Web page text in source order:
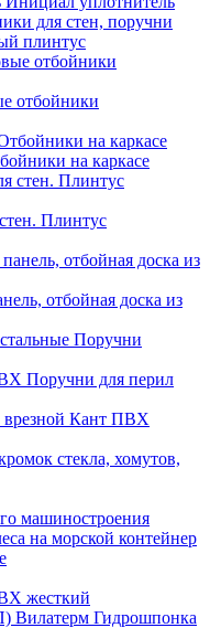
для стен, поручни
плинтус
отбойники
на каркасе
Плинтус
отбойная доска из
Поручни
Поручни для перил
Кант ПВХ
стекла, хомутов,
машиностроения
на морской контейнер
жесткий
Вилатерм Гидрошпонка